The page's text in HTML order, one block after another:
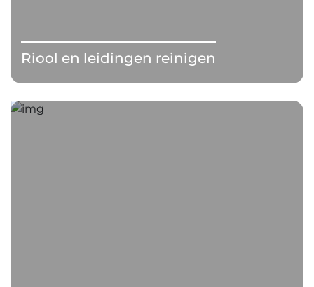
Riool en leidingen reinigen